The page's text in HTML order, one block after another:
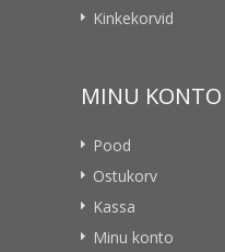
Kinkekorvid
MINU KONTO
Pood
Ostukorv
Kassa
Minu konto